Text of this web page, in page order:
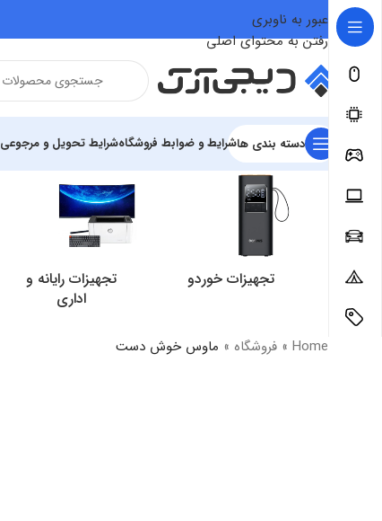
عبور به ناوبری
رفتن به محتوای اصلی
دسته بندی هاشرایط و ضوابط فروشگاهشرایط تحویل و مرجوعی
تجهیزات خوردو
تجهیزات رایانه و
اداری
Home
» فروشگاه » ماوس خوش دست